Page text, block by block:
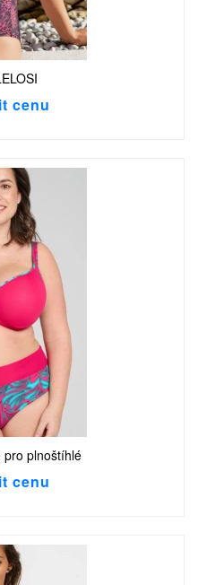
cenu
pro plnoštíhlé
cenu